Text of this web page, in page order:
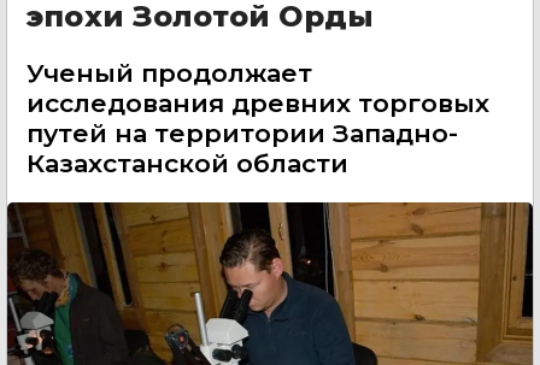
эпохи Золотой Орды
Ученый продолжает
исследования древних торговых
путей на территории Западно-
Казахстанской области